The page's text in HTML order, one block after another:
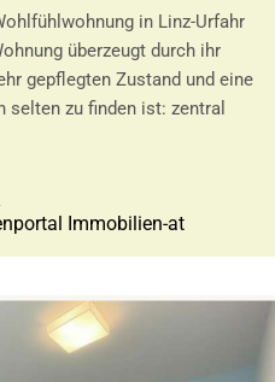
in Linz-Urfahr
überzeugt durch ihr
gepflegten Zustand und eine
selten zu finden ist: zentral
Immobilien-at